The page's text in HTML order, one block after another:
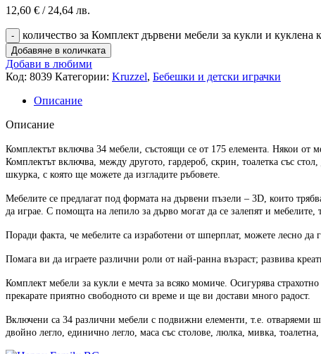
12,60 € / 24,64 лв.
количество за Комплект дървени мебели за кукли и
Добавяне в количката
Добави в любими
Код: 8039 Категории: Kruzzel, Бебешки и детски играчки
Описание
Описание
Комплектът включва 34 мебели, състоящи се от 175 елемента. Някои от
Комплектът включва, между другото, гардероб, скрин, тоалетка със
шкурка, с която ще можете да изгладите ръбовете.
Мебелите се предлагат под формата на дървени пъзели – 3D, които
да играе. С помощта на лепило за дърво могат да се залепят и мебелите,
Поради факта, че мебелите са изработени от шперплат, можете лесно да
Помага ви да играете различни роли от най-ранна възраст; развива
Комплект мебели за кукли е мечта за всяко момиче. Осигурява
прекарате приятно свободното си време и ще ви достави много радост.
Включени са 34 различни мебели с подвижни елементи, т.е. отваряеми
двойно легло, единично легло, маса със столове, люлка, мивка,